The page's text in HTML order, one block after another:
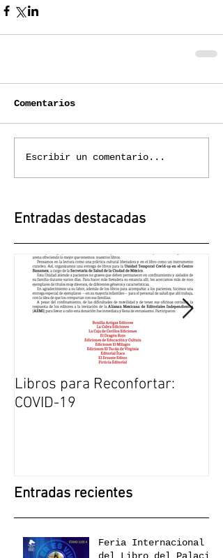
Comentarios
Escribir un comentario...
Entradas destacadas
Libros para Reconfortar:
COVID-19
Entradas recientes
Feria Internacional